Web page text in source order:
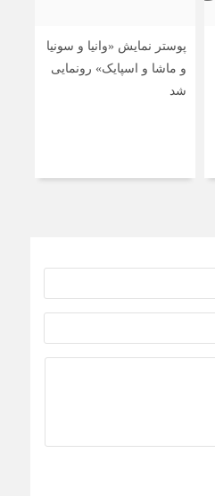
پوستر نمایش «وانیا و سونیا
و ماشا و اسپایک» رونمایی
شد